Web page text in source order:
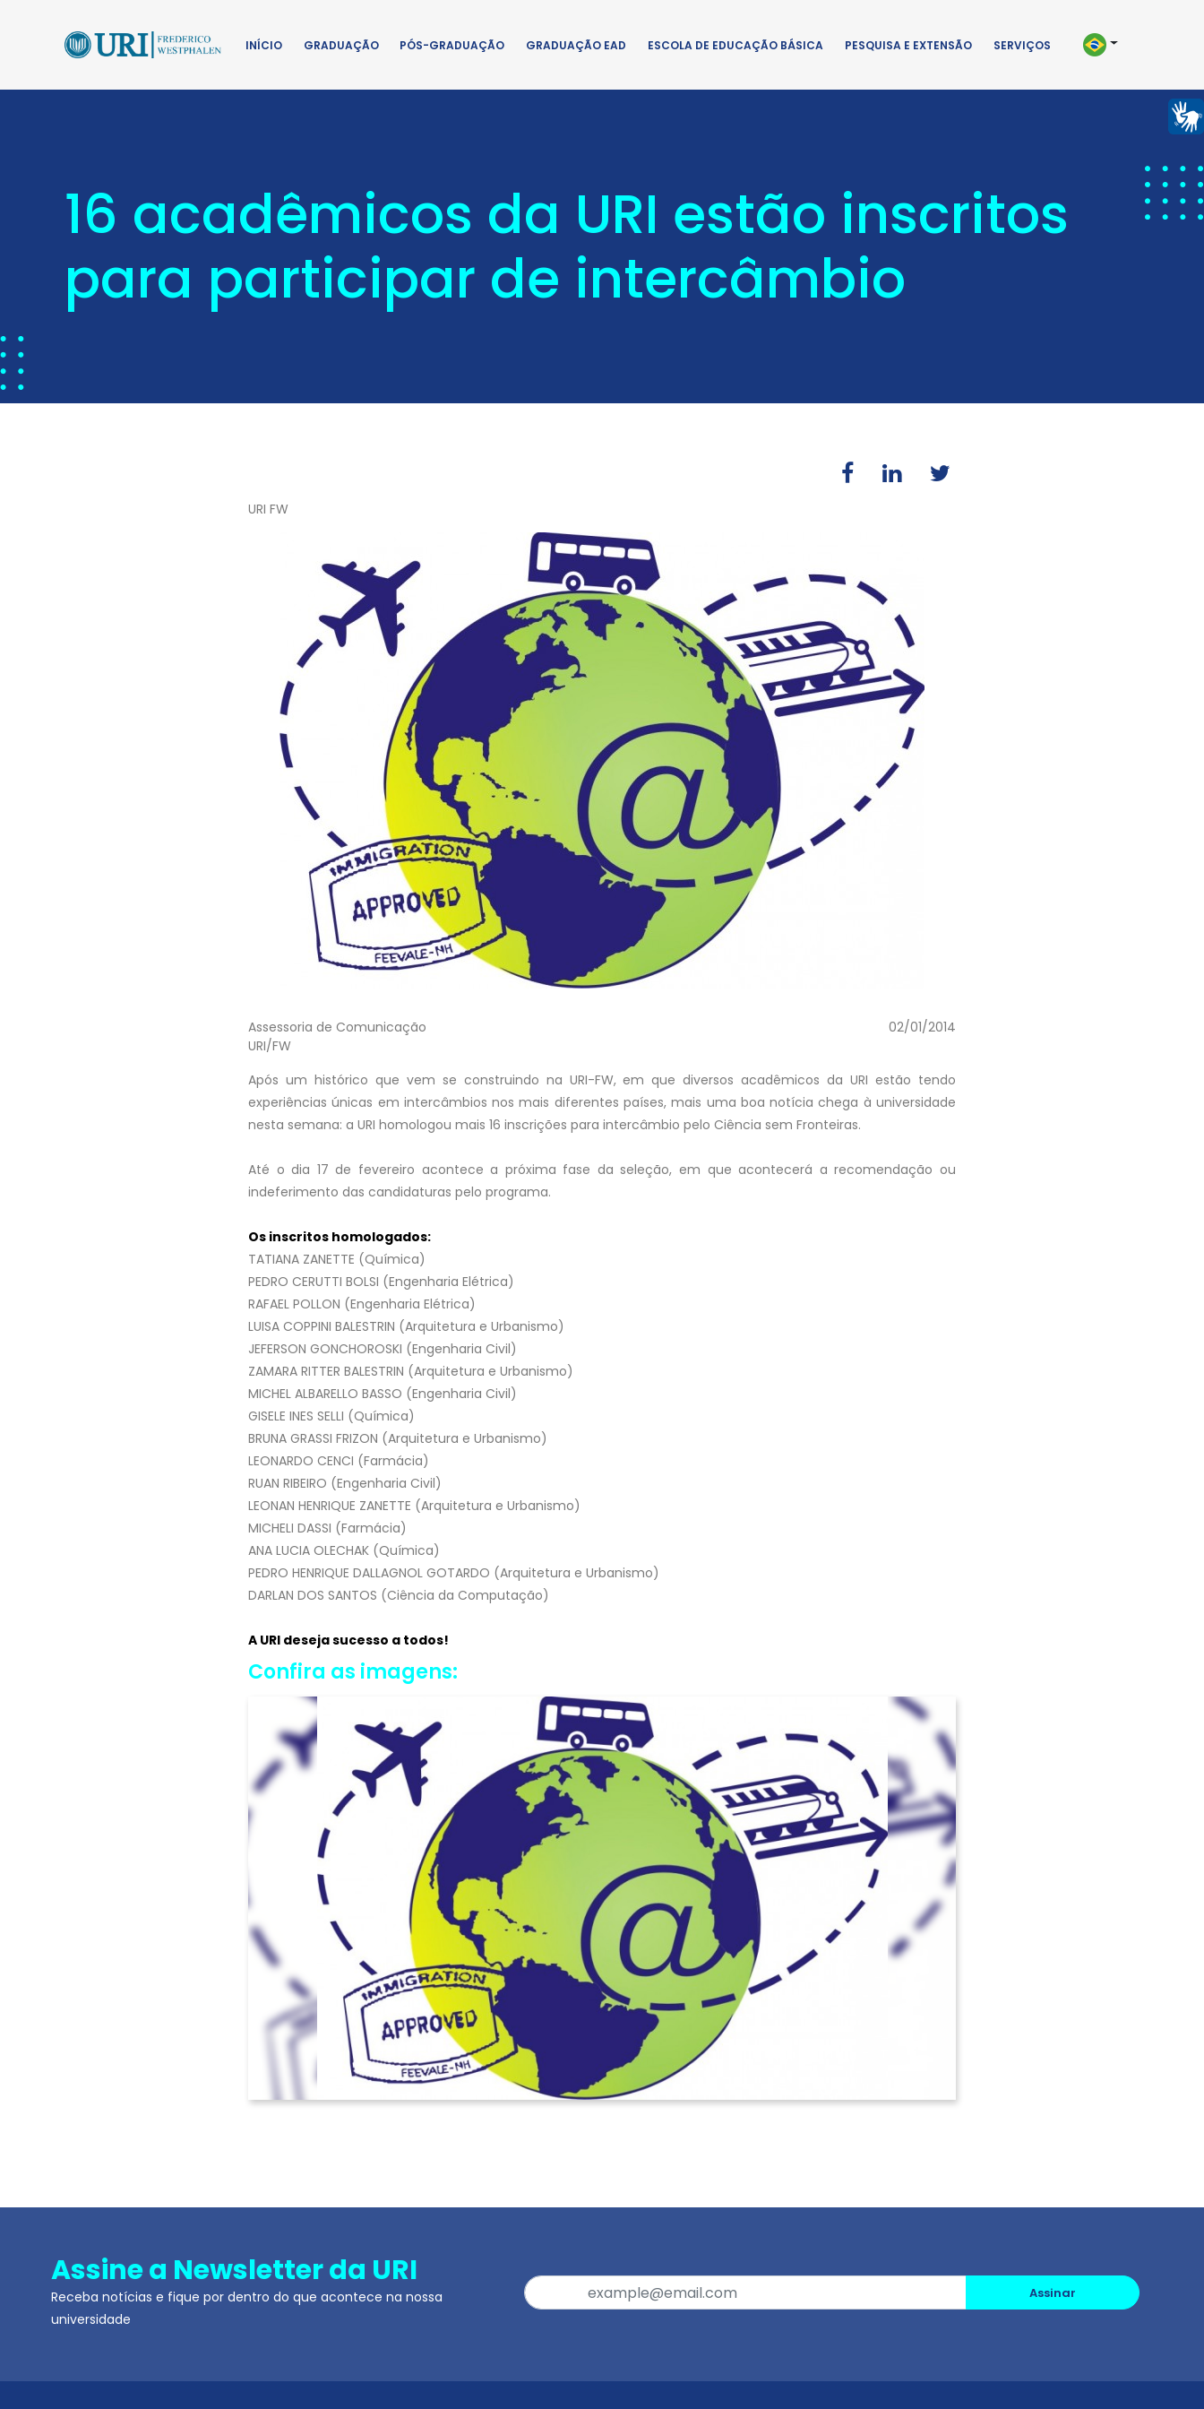
INÍCIO GRADUAÇÃO PÓS-GRADUAÇÃO GRADUAÇÃO EAD ESCOLA DE EDUCAÇÃO BÁSICA PESQUISA E EXTENSÃO SERVIÇOS
16 acadêmicos da URI estão inscritos
para participar de intercâmbio
URI FW
Assessoria de Comunicação
URI/FW
02/01/2014
Após um histórico que vem se construindo na URI-FW, em que diversos acadêmicos da URI estão tendo
experiências únicas em intercâmbios nos mais diferentes países, mais uma boa notícia chega à universidade
nesta semana: a URI homologou mais 16 inscrições para intercâmbio pelo Ciência sem Fronteiras.
Até o dia 17 de fevereiro acontece a próxima fase da seleção, em que acontecerá a recomendação ou
indeferimento das candidaturas pelo programa.
Os inscritos homologados:
TATIANA ZANETTE (Química)
PEDRO CERUTTI BOLSI (Engenharia Elétrica)
RAFAEL POLLON (Engenharia Elétrica)
LUISA COPPINI BALESTRIN (Arquitetura e Urbanismo)
JEFERSON GONCHOROSKI (Engenharia Civil)
ZAMARA RITTER BALESTRIN (Arquitetura e Urbanismo)
MICHEL ALBARELLO BASSO (Engenharia Civil)
GISELE INES SELLI (Química)
BRUNA GRASSI FRIZON (Arquitetura e Urbanismo)
LEONARDO CENCI (Farmácia)
RUAN RIBEIRO (Engenharia Civil)
LEONAN HENRIQUE ZANETTE (Arquitetura e Urbanismo)
MICHELI DASSI (Farmácia)
ANA LUCIA OLECHAK (Química)
PEDRO HENRIQUE DALLAGNOL GOTARDO (Arquitetura e Urbanismo)
DARLAN DOS SANTOS (Ciência da Computação)
A URI deseja sucesso a todos!
Confira as imagens:
Assine a Newsletter da URI
Receba notícias e fique por dentro do que acontece na nossa
universidade
Assinar